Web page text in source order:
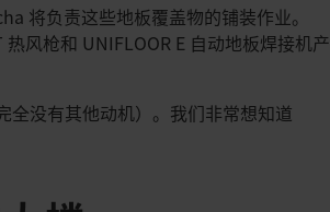
将负责这些地板覆盖物的铺装作业。
风枪和 UNIFLOOR E 自动地板焊接机产
没有其他动机）。我们非常想知道